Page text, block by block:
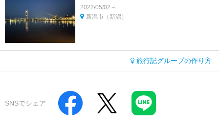
2022/05/02～
新潟市（新潟）
旅行記グループの作り方
SNSでシェア